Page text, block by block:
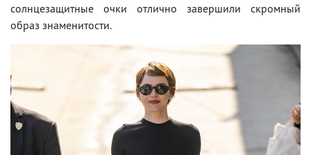
солнцезащитные очки отлично завершили скромный
образ знаменитости.